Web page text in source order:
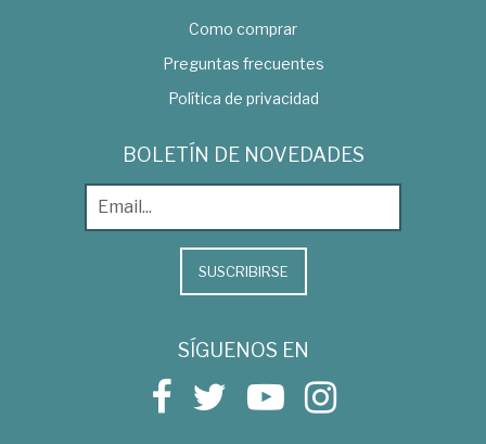
Como comprar
Preguntas frecuentes
Política de privacidad
BOLETÍN DE NOVEDADES
SUSCRIBIRSE
SÍGUENOS EN